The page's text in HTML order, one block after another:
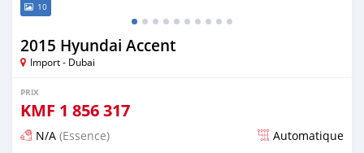
10
2015 Hyundai Accent
Import - Dubai
PRIX
KMF 1 856 317
N/A (Essence) Automatique